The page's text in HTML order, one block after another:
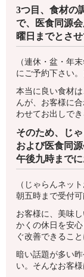
3つ目、食材の
で、医食同源
曜日までとさ
（連休・盆・年
にご予約下さい。
本当に良い食材
んが、お客様に
わせてお出しで
そのため、じ
および医食同
午後九時までに
（じゃらんネッ
朝五時まで受付可
お客様に、美味
かくの休日を安
ぐ改善できるこ
暗い話題が多い
い。そんなお客